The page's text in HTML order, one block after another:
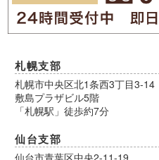
札幌支部
札幌市中央区北1条西3丁目3-14
敷島プラザビル5階
「札幌駅」徒歩約7分
仙台支部
仙台市青葉区中央2-11-19